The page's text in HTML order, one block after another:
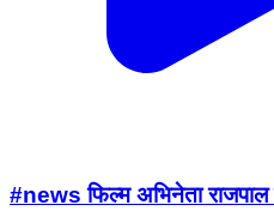
#news फिल्म अभिनेता राजपाल